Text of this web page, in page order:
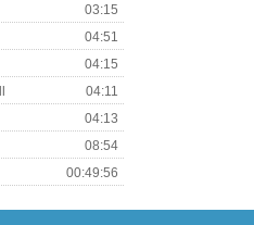
03:15
04:51
04:15
04:11
04:13
08:54
00:49:56